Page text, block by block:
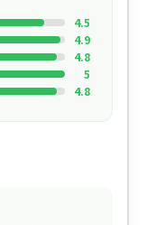
4.5
4.9
4.8
5
4.8